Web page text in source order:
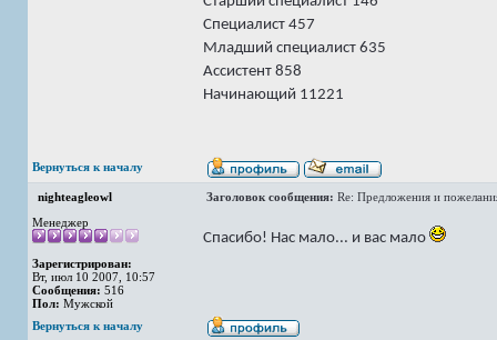
Специалист 457
Младший специалист 635
Ассистент 858
Начинающий 11221
Вернуться к началу
nighteagleowl Заголовок сообщения: Re: Предложения и
Менеджер
Зарегистрирован:
Вт, июл 10 2007, 10:57
Сообщения: 516
Пол: Мужской
Спасибо! Нас мало... и вас мало
Вернуться к началу